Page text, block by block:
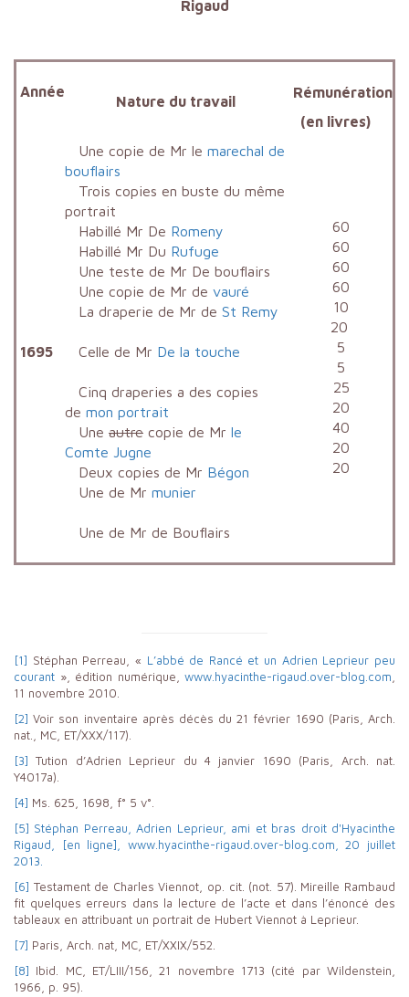
Rigaud
Année
Nature du travail
Rémunération
(en livres)
1695
Une copie de Mr le marechal de
bouflairs
Trois copies en buste du même
portrait
Habillé Mr De Romeny
Habillé Mr Du Rufuge
Une teste de Mr De bouflairs
Une copie de Mr de vauré
La draperie de Mr de St Remy
Celle de Mr De la touche
Cinq draperies a des copies
de mon portrait
Une autre copie de Mr le
Comte Jugne
Deux copies de Mr Bégon
Une de Mr munier
Une de Mr de Bouflairs
60
60
60
60
10
20
5
5
25
20
40
20
20
[1] Stéphan Perreau, « L’abbé de Rancé et un Adrien Leprieur peu
courant », édition numérique, www.hyacinthe-rigaud.over-blog.com
11 novembre 2010.
[2] Voir son inventaire après décès du 21 février 1690 (Paris, Arch.
nat., MC, ET/XXX/117).
[3] Tution d’Adrien Leprieur du 4 janvier 1690 (Paris, Arch. nat.
Y4017a).
[4] Ms. 625, 1698, f° 5 v°.
[5] Stéphan Perreau, Adrien Leprieur, ami et bras droit d'Hyacinthe
Rigaud, [en ligne], www.hyacinthe-rigaud.over-blog.com, 20 juillet
2013.
[6] Testament de Charles Viennot, op. cit. (not. 57). Mireille Rambaud
fit quelques erreurs dans la lecture de l’acte et dans l’énoncé des
tableaux en attribuant un portrait de Hubert Viennot à Leprieur.
[7] Paris, Arch. nat, MC, ET/XXIX/552.
[8] Ibid. MC, ET/LIII/156, 21 novembre 1713 (cité par Wildenstein,
1966, p. 95).